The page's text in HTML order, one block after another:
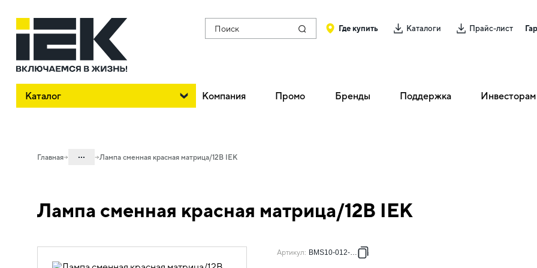
Поиск Где купить Каталоги Прайс-лист
Каталог Компания Промо Бренды Поддержка Инвесторам
Главная ...
устройства управления
сигналов
07.04.02 Устройства управления и
Лампа сменная красная матрица/12В IEK
Лампа сменная красная матрица/12В IEK
Артикул: BMS10-012-K04